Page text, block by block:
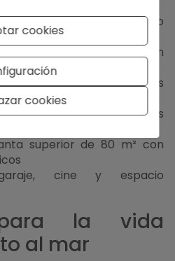
estar-comedor con fluido
totalmente equipada con
de alta calidad
rodeada de jardines
vistas abiertas y amplias
superior de 80 m² con
cine y espacio
para la vida
al mar
cookies
cookies